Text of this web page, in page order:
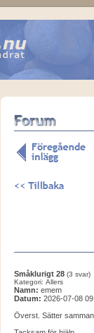
Småklurigt 28 (3 svar)
Kategori: Allers
Namn: emem
Datum: 2026-07-08
Överst. Sätter